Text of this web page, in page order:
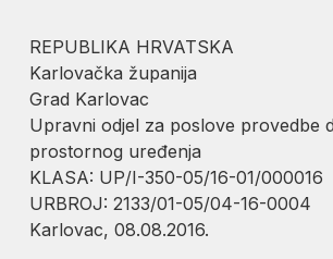
REPUBLIKA HRVATSKA
Karlovačka županija
Grad Karlovac
Upravni odjel za poslove provedbe
prostornog uređenja
KLASA: UP/I-350-05/16-01/000016
URBROJ: 2133/01-05/04-16-0004
Karlovac, 08.08.2016.